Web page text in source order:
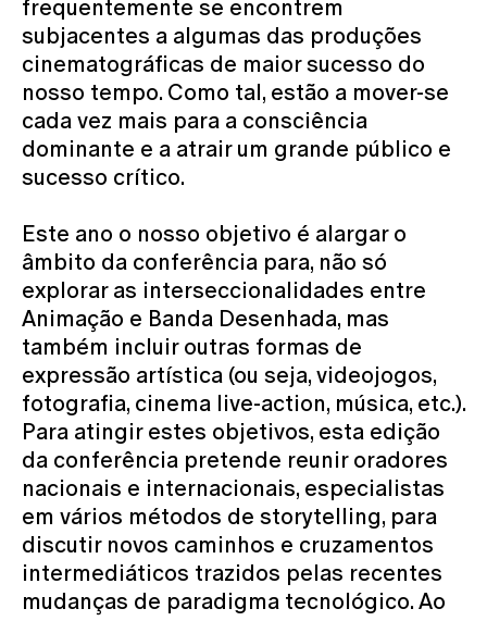
frequentemente se encontrem
subjacentes a algumas das produções
cinematográficas de maior sucesso do
nosso tempo. Como tal, estão a mover-se
cada vez mais para a consciência
dominante e a atrair um grande público e
sucesso crítico.
Este ano o nosso objetivo é alargar o
âmbito da conferência para, não só
explorar as interseccionalidades entre
Animação e Banda Desenhada, mas
também incluir outras formas de
expressão artística (ou seja, videojogos,
fotografia, cinema live-action, música, etc.).
Para atingir estes objetivos, esta edição
da conferência pretende reunir oradores
nacionais e internacionais, especialistas
em vários métodos de storytelling, para
discutir novos caminhos e cruzamentos
intermediáticos trazidos pelas recentes
mudanças de paradigma tecnológico. Ao